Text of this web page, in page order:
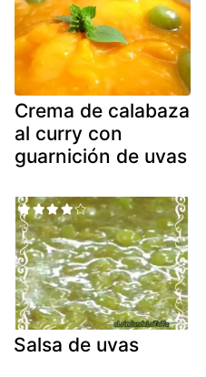
Crema de calabaza
al curry con
guarnición de uvas
Salsa de uvas